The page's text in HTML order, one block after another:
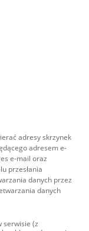
adresy skrzynek
adresem e-
e-mail oraz
przesłania
danych przez
danych
serwisie (z